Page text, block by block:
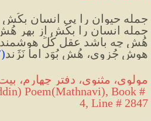
جمله حیوان را پیِ انسان بِکُش
جمله انسان را بِکُش از بهر
هُش چه باشد عقل کُلِّ هوشمند
هوش جُزوی، هُش بُوَد اما نَژَند(
مولوی، مثنوی، دفتر چهارم، بیت
Poem(Mathnavi), Book #
4, Line # 2847